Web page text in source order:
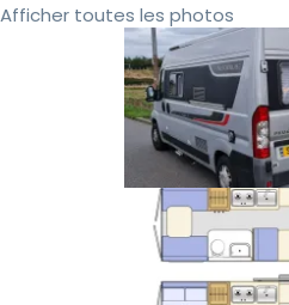
Afficher toutes les photos